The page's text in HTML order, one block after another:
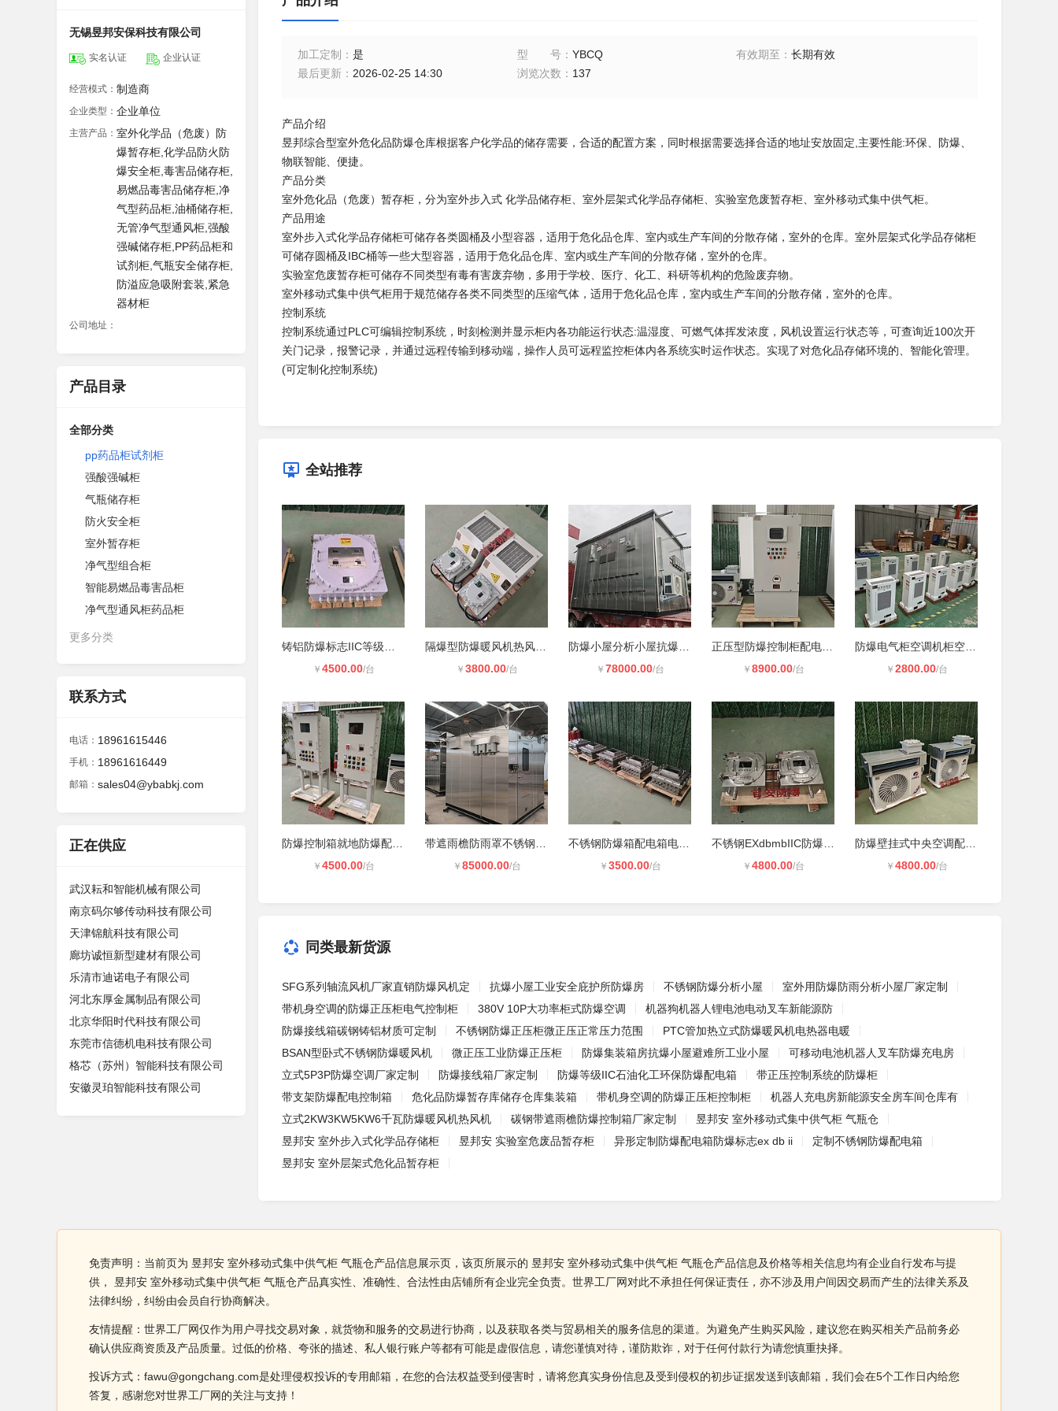
无锡昱邦安保科技有限公司
实名认证 企业认证
经营模式： 制造商
企业类型： 企业单位
主营产品： 室外化学品（危废）防
爆暂存柜,化学品防火防
爆安全柜,毒害品储存柜,
易燃品毒害品储存柜,净
气型药品柜,油桶储存柜,
无管净气型通风柜,强酸
强碱储存柜,PP药品柜和
试剂柜,气瓶安全储存柜,
防溢应急吸附套装,紧急
器材柜
公司地址：
产品目录
全部分类
pp药品柜试剂柜
强酸强碱柜
气瓶储存柜
防火安全柜
室外暂存柜
净气型组合柜
智能易燃品毒害品柜
净气型通风柜药品柜
更多分类
联系方式
电话： 18961615446
手机： 18961616449
邮箱： sales04@ybabkj.com
正在供应
武汉耘和智能机械有限公司
南京码尔够传动科技有限公司
天津锦航科技有限公司
廊坊诚恒新型建材有限公司
乐清市迪诺电子有限公司
河北东厚金属制品有限公司
北京华阳时代科技有限公司
东莞市信德机电科技有限公司
格芯（苏州）智能科技有限公司
安徽灵珀智能科技有限公司
加工定制 ： 是 型号： YBCQ 有效期至 ：长期有效
最后更新 ： 2026-02-25 14:30 浏览次数 ： 137
产品介绍
昱邦综合型室外危化品防爆仓库根据客户化学品的储存需要，合适的配置方案，同时根据需要选择合适的地址安放固定,主要性能:环保、防爆、
物联智能、便捷。
产品分类
室外危化品（危废）暂存柜，分为室外步入式 化学品储存柜、室外层架式化学品存储柜、实验室危废暂存柜、室外移动式集中供气柜。
产品用途
室外步入式化学品存储柜可储存各类圆桶及小型容器，适用于危化品仓库、室内或生产车间的分散存储，室外的仓库。室外层架式化学品存储柜
可储存圆桶及IBC桶等一些大型容器，适用于危化品仓库、室内或生产车间的分散存储，室外的仓库。
实验室危废暂存柜可储存不同类型有毒有害废弃物，多用于学校、医疗、化工、科研等机构的危险废弃物。
室外移动式集中供气柜用于规范储存各类不同类型的压缩气体，适用于危化品仓库，室内或生产车间的分散存储，室外的仓库。
控制系统
控制系统通过PLC可编辑控制系统，时刻检测并显示柜内各功能运行状态:温湿度、可燃气体挥发浓度，风机设置运行状态等，可查询近100次开
关门记录，报警记录，并通过远程传输到移动端，操作人员可远程监控柜体内各系统实时运作状态。实现了对危化品存储环境的、智能化管理。
(可定制化控制系统)
全站推荐
￥ 4500.00/台 ￥ 3800.00/台 ￥ 78000.00/台 ￥ 8900.00/台 ￥ 2800.00/台
￥ 4500.00/台 ￥ 85000.00/台 ￥ 3500.00/台 ￥ 4800.00/台 ￥ 4800.00/台
同类最新货源
SFG系列轴流风机厂家直销防爆风机定 抗爆小屋工业安全庇护所防爆房 不锈钢防爆分析小屋
室外用防爆防雨分析小屋厂家定制
带机身空调的防爆正压柜电气控制柜
380V 10P大功率柜式防爆空调
机器狗机器人锂电池电动叉车新能源防
防爆接线箱碳钢铸铝材质可定制
不锈钢防爆正压柜微正压正常压力范围
PTC管加热立式防爆暖风机电热器电暖
BSAN型卧式不锈钢防爆暖风机
微正压工业防爆正压柜 防爆集装箱房抗爆小屋避难所工业小屋
可移动电池机器人叉车防爆充电房
立式5P3P防爆空调厂家定制
防爆接线箱厂家定制 防爆等级IIC石油化工环保防爆配电箱
带正压控制系统的防爆柜
带支架防爆配电控制箱
危化品防爆暂存库储存仓库集装箱 带机身空调的防爆正压柜控制柜
机器人充电房新能源安全房车间仓库有
立式2KW3KW5KW6千瓦防爆暖风机热风机
碳钢带遮雨檐防爆控制箱厂家定制
昱邦安 室外移动式集中供气柜 气瓶仓
昱邦安 室外步入式化学品存储柜
昱邦安 实验室危废品暂存柜 异形定制防爆配电箱防爆标志ex db ii
定制不锈钢防爆配电箱
昱邦安 室外层架式危化品暂存柜
免责声明：当前页为 昱邦安 室外移动式集中供气柜 气瓶仓产品信息展示页，该页所展示的 昱邦安 室外移动式集中供气柜 气瓶仓产品信息及价格等相关信息均有企业自行发布与提
供， 昱邦安 室外移动式集中供气柜 气瓶仓产品真实性、准确性、合法性由店铺所有企业完全负责。世界工厂网对此不承担任何保证责任，亦不涉及用户间因交易而产生的法律关系及
法律纠纷，纠纷由会员自行协商解决。
友情提醒：世界工厂网仅作为用户寻找交易对象，就货物和服务的交易进行协商，以及获取各类与贸易相关的服务信息的渠道。为避免产生购买风险，建议您在购买相关产品前务必
确认供应商资质及产品质量。过低的价格、夸张的描述、私人银行账户等都有可能是虚假信息，请您谨慎对待，谨防欺诈，对于任何付款行为请您慎重抉择。
投诉方式：fawu@gongchang.com是处理侵权投诉的专用邮箱，在您的合法权益受到侵害时，请将您真实身份信息及受到侵权的初步证据发送到该邮箱，我们会在5个工作日内给您
答复，感谢您对世界工厂网的关注与支持！